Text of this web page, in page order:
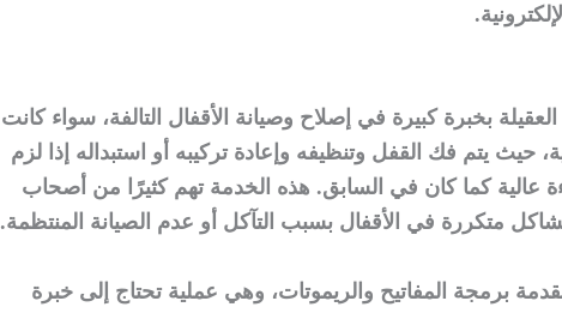
بخبرة كبيرة في إصلاح وصيانة الأقفال التالفة، سواء كانت
حيث يتم فك القفل وتنظيفه وإعادة تركيبه أو استبداله إذا لزم
عالية كما كان في السابق. هذه الخدمة تهم كثيرًا من أصحاب
متكررة في الأقفال بسبب التآكل أو عدم الصيانة المنتظمة.
برمجة المفاتيح والريموتات، وهي عملية تحتاج إلى خبرة